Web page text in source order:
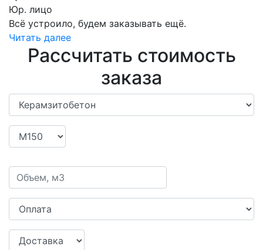
Юр. лицо
Всё устроило, будем заказывать ещё.
Читать далее
Рассчитать стоимость
заказа